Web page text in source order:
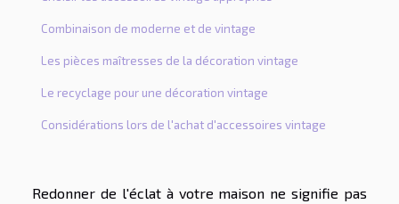
Combinaison de moderne et de vintage
Les pièces maîtresses de la décoration vintage
Le recyclage pour une décoration vintage
Considérations lors de l'achat d'accessoires vintage
Redonner de l'éclat à votre maison ne signifie pas